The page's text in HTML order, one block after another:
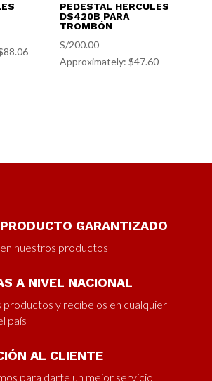
PEDESTAL HERCULES
DS420B PARA
TROMBÓN
S/200.00
Approximately: $47.60
GARANTIZADO
nuestros productos
A NIVEL NACIONAL
productos y recíbelos en cualquier
país
AL CLIENTE
para darte un mejor servicio